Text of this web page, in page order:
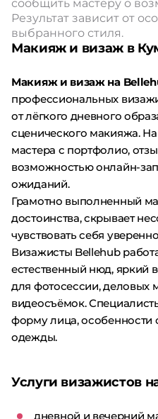
сообщить мастеру о
Результат зависит от
выбранного стиля.
Макияж и визаж в
Макияж и визаж на
профессиональных
от лёгкого дневного
сценического макияжа.
мастера с портфолио,
возможностью онлайн-
ожиданий.
Грамотно выполненный
достоинства, скрывает
чувствовать себя
Визажисты Bellehub
естественный нюд, яркий
для фотосессии, деловых
видеосъёмок.
форму лица, особенности
одежды.
Услуги визажистов
дневной и вечерний